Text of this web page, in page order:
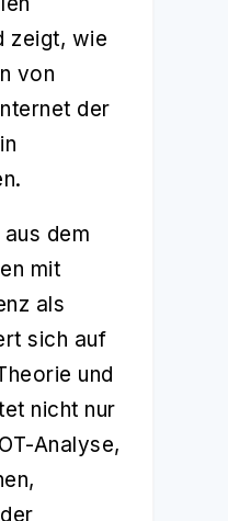
zeigt, wie
von
der
dem
mit
als
sich auf
und
nicht nur
Analyse,